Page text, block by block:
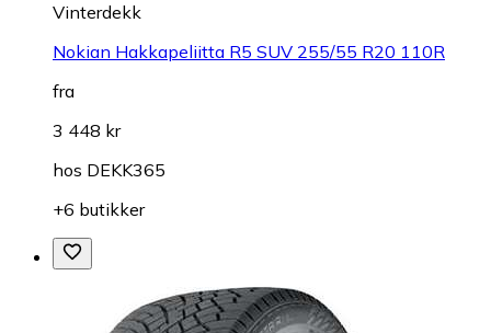
Vinterdekk
Nokian Hakkapeliitta R5 SUV 255/55 R20 110R
fra
3 448 kr
hos DEKK365
+6 butikker